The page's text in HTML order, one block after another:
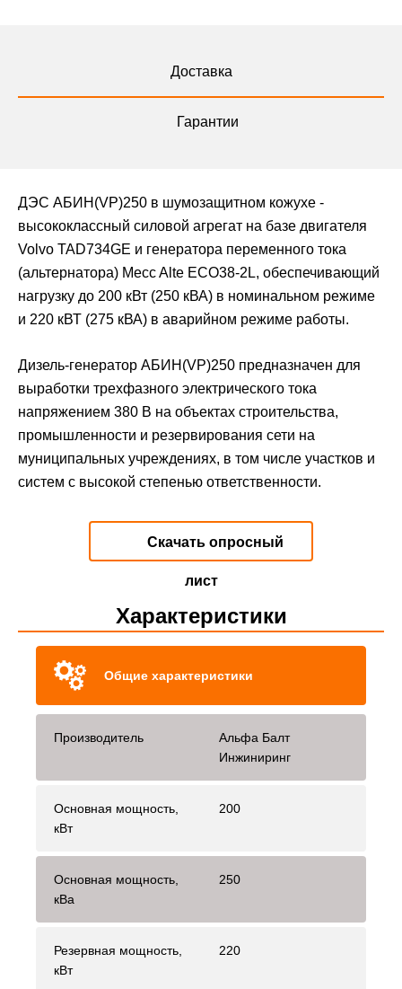
Доставка
Гарантии
ДЭС АБИН(VP)250 в шумозащитном кожухе -
высококлассный силовой агрегат на базе двигателя
Volvo TAD734GE и генератора переменного тока
(альтернатора) Mecc Alte ECO38-2L, обеспечивающий
нагрузку до 200 кВт (250 кВА) в номинальном режиме
и 220 кВТ (275 кВА) в аварийном режиме работы.
Дизель-генератор АБИН(VP)250 предназначен для
выработки трехфазного электрического тока
напряжением 380 В на объектах строительства,
промышленности и резервирования сети на
муниципальных учреждениях, в том числе участков и
систем с высокой степенью ответственности.
Скачать опросный
лист
Характеристики
Общие характеристики
Производитель
Альфа Балт
Инжиниринг
Основная мощность,
кВт
200
Основная мощность,
кВа
250
Резервная мощность,
кВт
220